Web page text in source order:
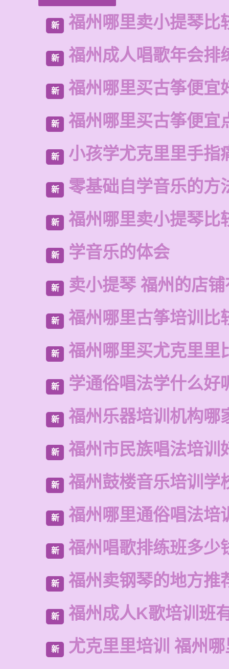
新 福州哪里卖小提琴比
新 福州成人唱歌年会排
新 福州哪里买古筝便宜
新 福州哪里买古筝便宜
新 小孩学尤克里里手指
新 零基础自学音乐的方
新 福州哪里卖小提琴比
新 学音乐的体会
新 卖小提琴 福州的店
新 福州哪里古筝培训比
新 福州哪里买尤克里里
新 学通俗唱法学什么好
新 福州乐器培训机构哪
新 福州市民族唱法培训
新 福州鼓楼音乐培训学
新 福州哪里通俗唱法培
新 福州唱歌排练班多少
新 福州卖钢琴的地方推
新 福州成人K歌培训班
新 尤克里里培训 福州